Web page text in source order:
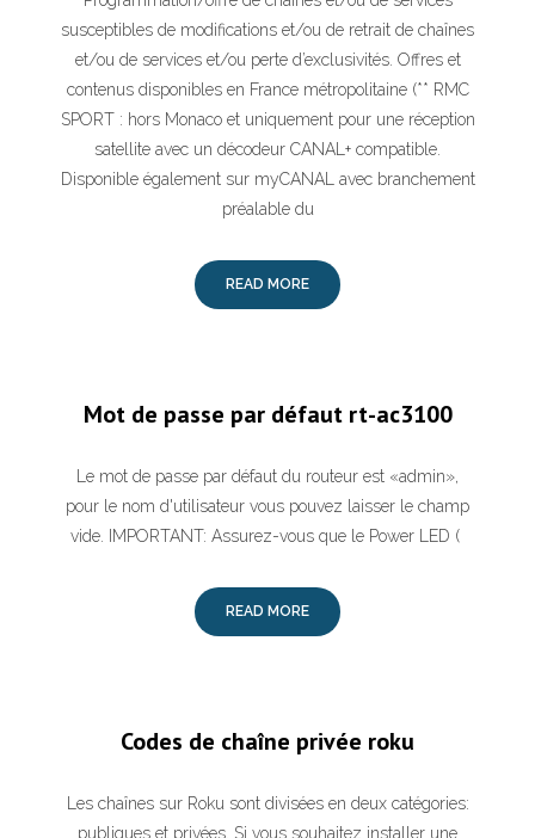
susceptibles de modifications et/ou de retrait de chaînes
et/ou de services et/ou perte d’exclusivités. Offres et
contenus disponibles en France métropolitaine (** RMC
SPORT : hors Monaco et uniquement pour une réception
satellite avec un décodeur CANAL+ compatible.
Disponible également sur myCANAL avec branchement
préalable du
READ MORE
Mot de passe par défaut rt-ac3100
Le mot de passe par défaut du routeur est «admin»,
pour le nom d'utilisateur vous pouvez laisser le champ
vide. IMPORTANT: Assurez-vous que le Power LED (
READ MORE
Codes de chaîne privée roku
Les chaînes sur Roku sont divisées en deux catégories:
publiques et privées. Si vous souhaitez installer une